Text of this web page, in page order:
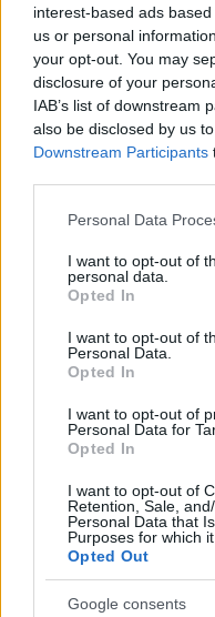
interest-based ads
us or personal
your opt-out. You may
disclosure of your
IAB’s list of downstream
also be disclosed by us
Downstream Participants
Please note that this
not limited to your visit
grant or deny consent to
use your data for below
consent section.
Personal Data
I want to opt-out of
personal data.
Opted In
I want to opt-out of
Personal Data.
Opted In
I want to opt-out of
Personal Data for
Opted In
I want to opt-out of
Retention, Sale,
Personal Data that
Purposes for which
Opted Out
Google consents
Vinitaly Sardegna
i tuoi
Su
345
da
Condividi l'articolo